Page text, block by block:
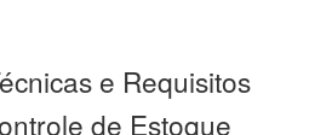
e Requisitos
de Estoque